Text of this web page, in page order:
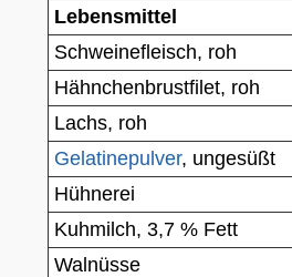
Lebensmittel
Schweinefleisch, roh
Hähnchenbrustfilet, roh
Lachs, roh
Gelatinepulver, ungesüßt
Hühnerei
Kuhmilch, 3,7 % Fett
Walnüsse